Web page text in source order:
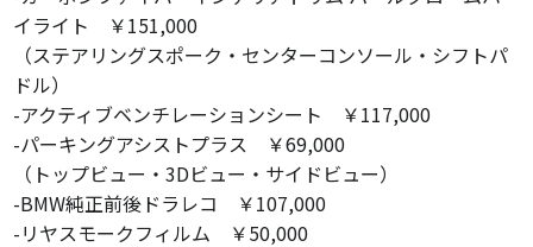
イライト ￥151,000
（ステアリングスポーク・センターコンソール・シフトパ
ドル）
-アクティブベンチレーションシート ￥117,000
-パーキングアシストプラス ￥69,000
（トップビュー・3Dビュー・サイドビュー）
-BMW純正前後ドラレコ ￥107,000
-リヤスモークフィルム ￥50,000